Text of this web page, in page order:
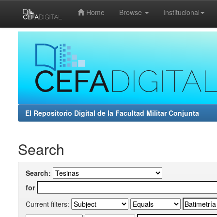
Home Browse Institucional
El Repositorio Digital de la Facultad Militar Conjunta
Search
Search:
for
Current filters: